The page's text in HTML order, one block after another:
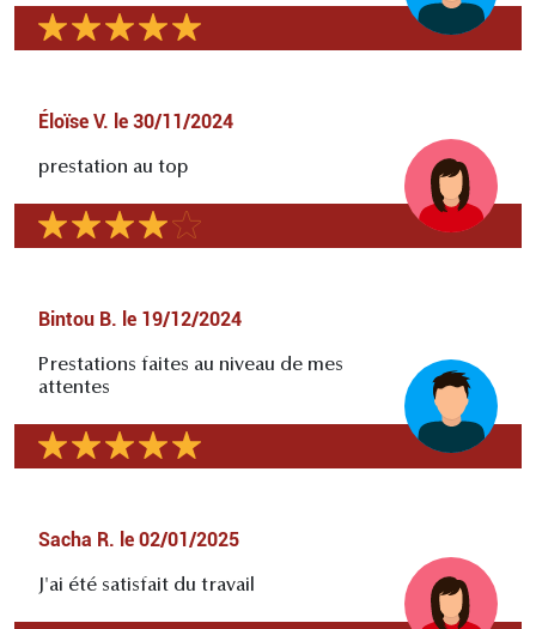
Éloïse V. le 30/11/2024
prestation au top
Bintou B. le 19/12/2024
Prestations faites au niveau de mes
attentes
Sacha R. le 02/01/2025
J'ai été satisfait du travail